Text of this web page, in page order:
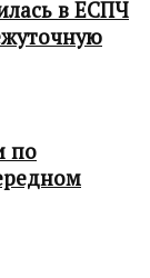
в ЕСПЧ
по